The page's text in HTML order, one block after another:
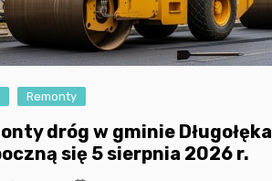
Remonty
dróg w gminie Długołęka
się 5 sierpnia 2026 r.